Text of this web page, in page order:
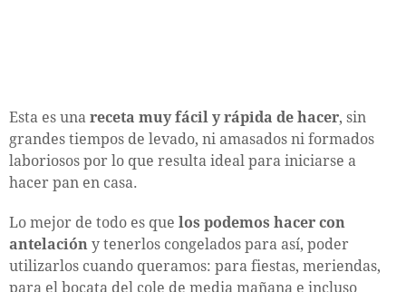
Esta es una receta muy fácil y rápida de hacer, sin
grandes tiempos de levado, ni amasados ni formados
laboriosos por lo que resulta ideal para iniciarse a
hacer pan en casa.
Lo mejor de todo es que los podemos hacer con
antelación y tenerlos congelados para así, poder
utilizarlos cuando queramos: para fiestas, meriendas,
para el bocata del cole de media mañana e incluso